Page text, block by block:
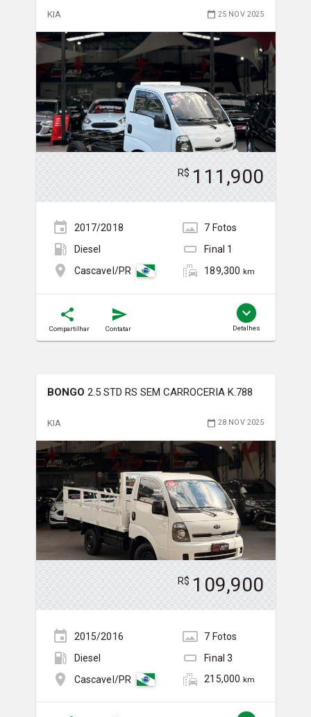
KIA 25 NOV 2025
R$ 111,900
2017/2018 7 Fotos
Diesel
Final 1
Cascavel/PR
189,300 km
Compartilhar Contatar Detalhes
BONGO 2.5 STD RS SEM CARROCERIA K.788
KIA 28 NOV 2025
R$ 109,900
2015/2016 7 Fotos
Diesel
Final3
Cascavel/PR
215,000 km